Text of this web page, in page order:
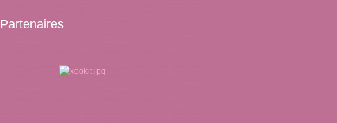
Partenaires